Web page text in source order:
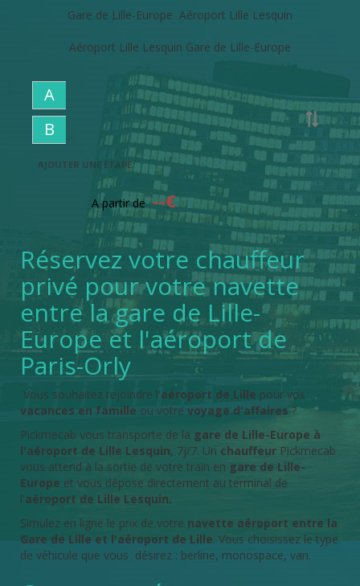
Gare de Lille-Europe Aéroport Lille Lesquin
Aéroport Lille Lesquin Gare de Lille-Europe
A
B
AJOUTER UNE ÉTAPE
A partir de --€
Réservez votre chauffeur
privé pour votre navette
entre la gare de Lille-
Europe et l'aéroport de
Paris-Orly
Vous souhaitez rejoindre l'aéroport de Lille pour vos
vacances en famille ou votre voyage d'affaires ?
Pickmecab vous transporte de la gare de Lille-Europe à
l'aéroport de Lille Lesquin, 7j/7. Un chauffeur Pickmecab
vous attend à la sortie de votre train en gare de Lille-
Europe et vous dépose directement au terminal de
l'aéroport de Lille Lesquin.
Simulez en ligne le prix de votre navette aéroport entre la
Gare de Lille et l'aéroport de Lille. Vous choisissez le type
de véhicule que vous désirez : berline, monospace, van.